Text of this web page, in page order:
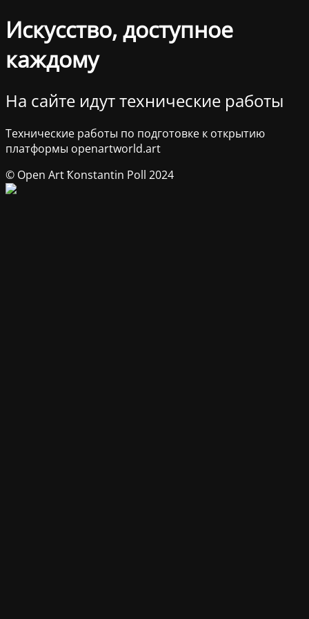
Искусство, доступное
каждому
На сайте идут технические работы
Технические работы по подготовке к открытию
платформы openartworld.art
© Open Art Ҟonstantin Poll 2024